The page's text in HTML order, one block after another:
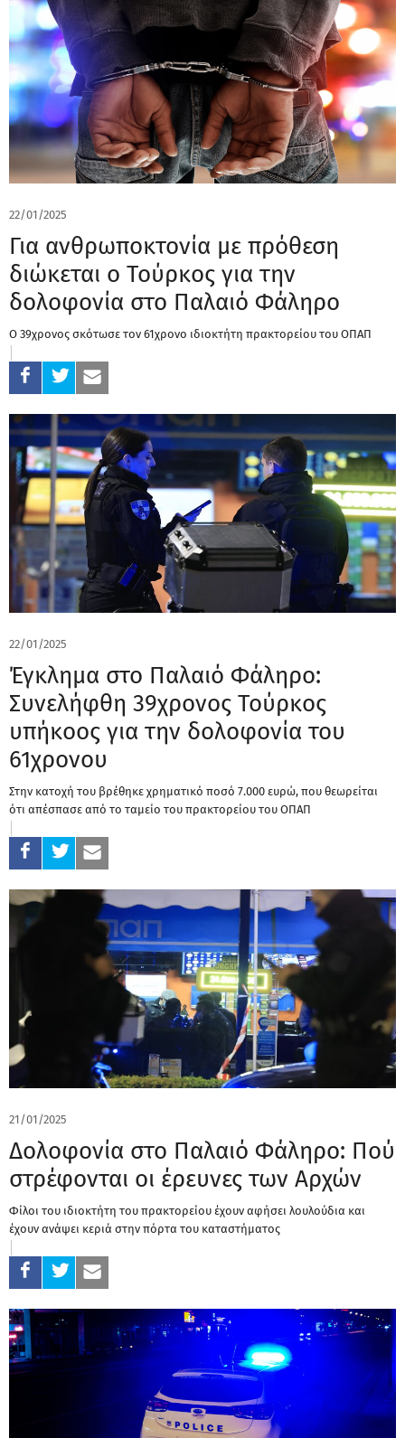
22/01/2025
Για ανθρωποκτονία με πρόθεση
διώκεται ο Τούρκος για την
δολοφονία στο Παλαιό Φάληρο
Ο 39χρονος σκότωσε τον 61χρονο ιδιοκτήτη πρακτορείου του ΟΠΑΠ
22/01/2025
Έγκλημα στο Παλαιό Φάληρο:
Συνελήφθη 39χρονος Τούρκος
υπήκοος για την δολοφονία του
61χρονου
Στην κατοχή του βρέθηκε χρηματικό ποσό 7.000 ευρώ, που θεωρείται
ότι απέσπασε από το ταμείο του πρακτορείου του ΟΠΑΠ
21/01/2025
Δολοφονία στο Παλαιό Φάληρο: Πού
στρέφονται οι έρευνες των Αρχών
Φίλοι του ιδιοκτήτη του πρακτορείου έχουν αφήσει λουλούδια και
έχουν ανάψει κεριά στην πόρτα του καταστήματος